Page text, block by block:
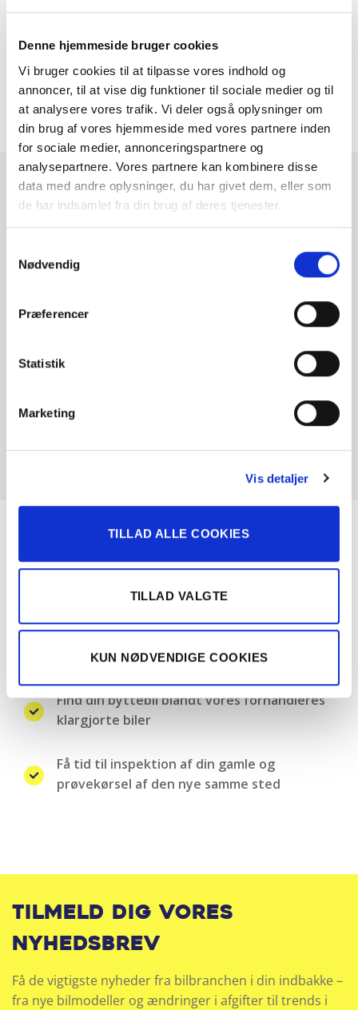
Denne hjemmeside bruger cookies
Vi bruger cookies til at tilpasse vores indhold og
annoncer, til at vise dig funktioner til sociale medier og til
at analysere vores trafik. Vi deler også oplysninger om
din brug af vores hjemmeside med vores partnere inden
for sociale medier, annonceringspartnere og
analysepartnere. Vores partnere kan kombinere disse
data med andre oplysninger, du har givet dem, eller som
de har indsamlet fra din brug af deres tjenester.
Nødvendig
Præferencer
Statistik
Marketing
Vis detaljer
TILLAD ALLE COOKIES
TILLAD VALGTE
KUN NØDVENDIGE COOKIES
denne bil?
KONTAKT FORHANDLER
Se hvad vores
kunder siger
Nemt, hurtigt og sikkert bilsalg
Landsdækkende samarbejde med over 100
bilforhandlere
Find din byttebil blandt vores forhandleres
klargjorte biler
Få tid til inspektion af din gamle og
prøvekørsel af den nye samme sted
Tilmeld dig vores
nyhedsbrev
Få de vigtigste nyheder fra bilbranchen i din indbakke –
fra nye bilmodeller og ændringer i afgifter til trends i